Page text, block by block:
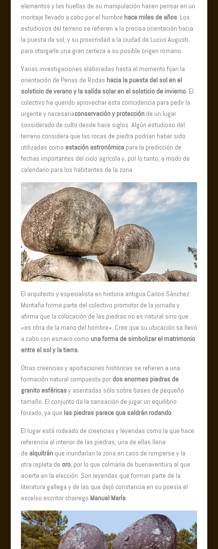
elementos y las huellas de su manipulación hacen pensar en un
montaje llevado a cabo por el hombre hace miles de años. Los
estudiosos del terreno se refieren a la precisa orientación hacia
la puesta de sol, y su proximidad a la ciudad de Lucus Augusti,
para otorgarle una gran certeza a su posible origen romano.
Varias investigaciones elaboradas hasta el momento fijan la
orientación de Penas de Rodas hacia la puesta del sol en el
solsticio de verano y la salida solar en el solsticio de invierno. El
colectivo ha querido aprovechar esta coincidencia para pedir la
urgente y necesariaconservación y protecciónde un lugar
considerado de culto desde hace siglos. Algún estudioso del
terreno considera que las rocas de piedra podrían haber sido
utilizadas como estación astronómicapara la predicción de
fechas importantes del ciclo agrícola y, por lo tanto, a modo de
calendario para los habitantes de la zona
El arquitecto y especialista en historia antigua Carlos Sánchez
Montaña forma parte del colectivo promotor de la jornada y
afirma que la colocación de las piedras no es natural sino que
«es obra de la mano del hombre». Cree que su ubicación se llevó
a cabo con esmero como una forma de simbolizar el matrimonio
entre el sol y la tierra.
Otras creencias y aportaciones históricas se refieren a una
formación natural compuesta por dos enormes piedras de
granito esféricasy asentadas sólo sobre bases de pequeño
tamaño. El conjunto da la sensación de jugar un equilibrio
forzado, ya que las piedras parece que saldrán rodando.
El lugar está rodeado de creencias y leyendas como la que hace
referencia al interior de las piedras, una de ellas llena
de alquitránque inundarían la zona en caso de romperse y la
otra repleta de oro, por lo que colmaría de buenaventura al que
acierte en la elección. Son leyendas que forman parte de la
literatura gallega y de las que dejó constancia en su poesía el
excelso escritor chairego Manuel María.